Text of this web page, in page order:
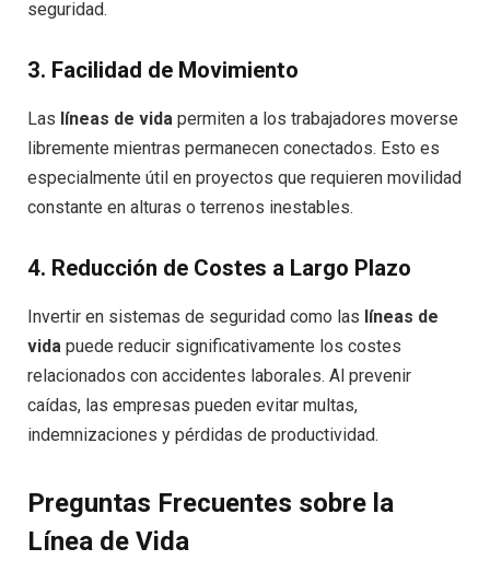
seguridad.
3. Facilidad de Movimiento
Las líneas de vida permiten a los trabajadores moverse
libremente mientras permanecen conectados. Esto es
especialmente útil en proyectos que requieren movilidad
constante en alturas o terrenos inestables.
4. Reducción de Costes a Largo Plazo
Invertir en sistemas de seguridad como las líneas de
vida puede reducir significativamente los costes
relacionados con accidentes laborales. Al prevenir
caídas, las empresas pueden evitar multas,
indemnizaciones y pérdidas de productividad.
Preguntas Frecuentes sobre la
Línea de Vida